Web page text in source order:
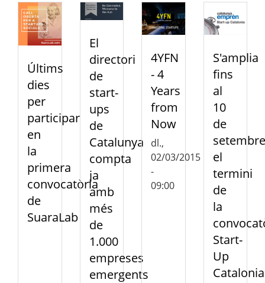
Últims
dies
per
participar
en
la
primera
convocatòria
de
SuaraLab
El
directori
de
start-
ups
de
Catalunya
compta
ja
amb
més
de
1.000
empreses
emergents
4YFN
- 4
Years
from
Now
dl.,
02/03/2015
-
09:00
S'amplia
fins
al
10
de
setembre
el
termini
de
la
Start-
Up
Catalonia